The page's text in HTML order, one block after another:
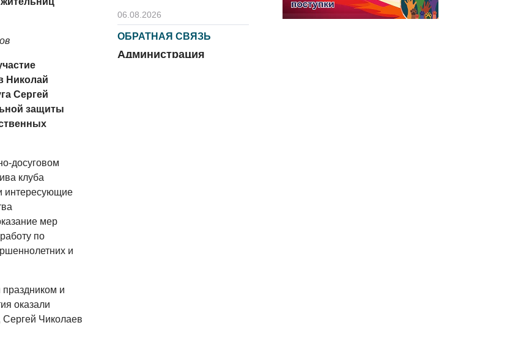
Николай
Сергей
защиты
досуговом
клуба
интересующие
мер
по
и
и
оказали
Сергей Чиколаев
06.08.2026
ОБРАТНАЯ СВЯЗЬ
Администрация